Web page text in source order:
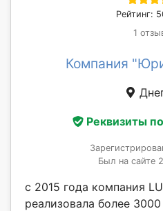
Рейтинг:
1
Компания
Реквизиты
Был на сайте
с 2015 года компания
реализовала более